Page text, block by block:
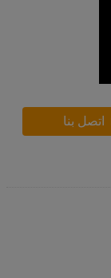
اتصل بنا